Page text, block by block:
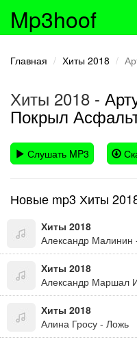
Mp3hoof
Главная Хиты 2018
Хиты 2018 -
Покрыл
Слушать MP3
Новые mp3 Хиты
Хиты 2018
Хиты 2018
Хиты 2018
Алина Гросу - Ложь